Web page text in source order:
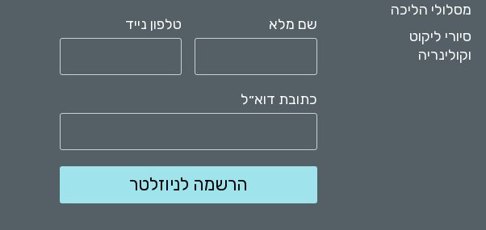
מסלולי הליכה
סיורי ליקוט
וקולינריה
שם מלא טלפון נייד
כתובת דוא״ל